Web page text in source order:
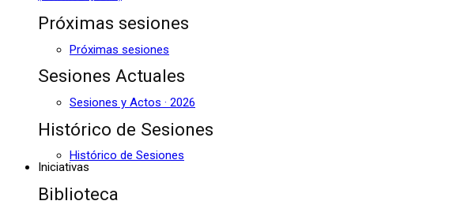
Próximas sesiones
Próximas sesiones
Sesiones Actuales
Sesiones y Actos · 2026
Histórico de Sesiones
Histórico de Sesiones
Iniciativas
Biblioteca